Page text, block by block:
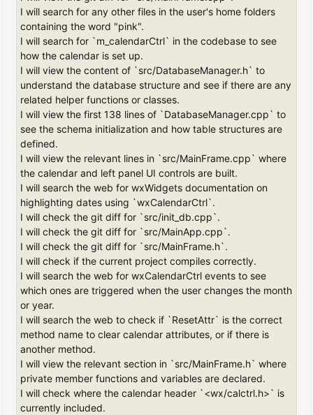
I will search for any other files in the user's home folders
containing the word "pink".
I will search for `m_calendarCtrl` in the codebase to see
how the calendar is set up.
I will view the content of `src/DatabaseManager.h` to
understand the database structure and see if there are any
related helper functions or classes.
I will view the first 138 lines of `DatabaseManager.cpp` to
see the schema initialization and how table structures are
defined.
I will view the relevant lines in `src/MainFrame.cpp` where
the calendar and left panel UI controls are built.
I will search the web for wxWidgets documentation on
highlighting dates using `wxCalendarCtrl`.
I will check the git diff for `src/init_db.cpp`.
I will check the git diff for `src/MainApp.cpp`.
I will check the git diff for `src/MainFrame.h`.
I will check if the current project compiles correctly.
I will search the web for wxCalendarCtrl events to see
which ones are triggered when the user changes the month
or year.
I will search the web to check if `ResetAttr` is the correct
method name to clear calendar attributes, or if there is
another method.
I will view the relevant section in `src/MainFrame.h` where
private member functions and variables are declared.
I will check where the calendar header `<wx/calctrl.h>` is
currently included.